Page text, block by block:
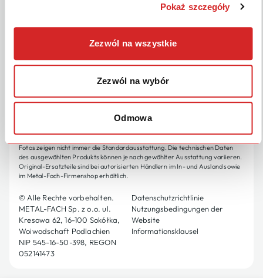
Pokaż szczegóły
Zezwól na wszystkie
Zezwól na wybór
Odmowa
Angebot an die Kundenbedürfnisse an. Daher behält sie sich das Recht vor,
Bitte kontaktieren Sie vor einer Kaufentscheidung einen autorisierten
GmbH schließt Ansprüche im Zusammenhang mit den in diesem Katalog
Angebot im Sinne der Bestimmungen des Bürgerlichen Gesetzbuches dar. Die
Fotos zeigen nicht immer die Standardausstattung. Die technischen Daten
des ausgewählten Produkts können je nach gewählter Ausstattung variieren.
Original-Ersatzteile sind bei autorisierten Händlern im In- und Ausland sowie
im Metal-Fach-Firmenshop erhältlich.
© Alle Rechte vorbehalten.
METAL-FACH Sp. z o.o. ul.
Kresowa 62, 16-100 Sokółka,
Woiwodschaft Podlachien
NIP 545-16-50-398, REGON
052141473
Datenschutzrichtlinie
Nutzungsbedingungen der
Website
Informationsklausel